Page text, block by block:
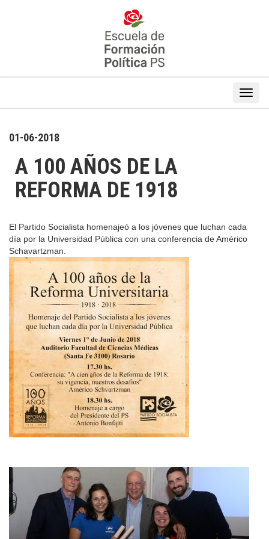
01-06-2018
A 100 AÑOS DE LA
REFORMA DE 1918
El Partido Socialista homenajeó a los jóvenes que luchan cada
día por la Universidad Pública con una conferencia de Américo
Schavartzman.